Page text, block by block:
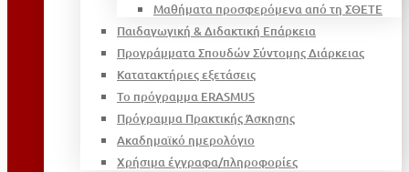
Μαθήματα προσφερόμενα από τη ΣΘΕΤΕ
Παιδαγωγική & Διδακτική Επάρκεια
Προγράμματα Σπουδών Σύντομης Διάρκειας
Κατατακτήριες εξετάσεις
Το πρόγραμμα ERASMUS
Πρόγραμμα Πρακτικής Άσκησης
Ακαδημαϊκό ημερολόγιο
Χρήσιμα έγγραφα/πληροφορίες